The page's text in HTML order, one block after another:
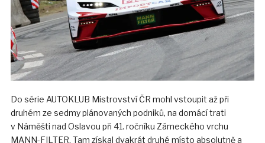
Do série AUTOKLUB Mistrovství ČR mohl vstoupit až při
druhém ze sedmy plánovaných podniků, na domácí trati
v Náměšti nad Oslavou při 41. ročníku Zámeckého vrchu
MANN-FILTER. Tam získal dvakrát druhé místo absolutně a